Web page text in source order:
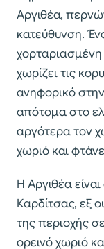
Αργιθέα,
κατεύθυνση.
χωρίζει τις
ανηφορικό
απότομα στο
αργότερα τον
χωριό και
Η Αργιθέα
Καρδίτσας, εξ
της περιοχής
ορεινό χωριό